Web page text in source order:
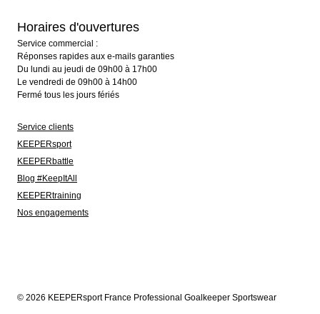
Horaires d'ouvertures
Service commercial :
Réponses rapides aux e-mails garanties
Du lundi au jeudi de 09h00 à 17h00
Le vendredi de 09h00 à 14h00
Fermé tous les jours fériés
Service clients
KEEPERsport
KEEPERbattle
Blog #KeepItAll
KEEPERtraining
Nos engagements
© 2026 KEEPERsport France Professional Goalkeeper Sportswear